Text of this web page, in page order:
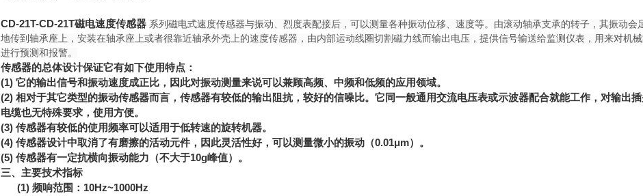
CD-21T-CD-21T磁电速度传感器 系列磁电式速度传感器与振动、烈度表配接后，可以测量各种振动位移、速度等。由滚动轴承支承的转子，其振动会
地传到轴承座上，安装在轴承座上或者很靠近轴承外壳上的速度传感器，由内部运动线圈切割磁力线而输出电压，提供信号输送给监测仪表，用来对机
进行预测和报警。
传感器的总体设计保证它有如下使用特点：
(1) 它的输出信号和振动速度成正比，因此对振动测量来说可以兼顾高频、中频和低频的应用领域。
(2) 相对于其它类型的振动传感器而言，传感器有较低的输出阻抗，较好的信噪比。它同一般通用交流电压表或示波器配合就能工作，对输出
电缆也无特殊要求，使用方便。
(3) 传感器有较低的使用频率可以适用于低转速的旋转机器。
(4) 传感器设计中取消了有磨擦的活动元件，因此灵活性好，可以测量微小的振动（0.01μm）。
(5) 传感器有一定抗横向振动能力（不大于10g峰值）。
三、主要技术指标
(1) 频响范围： 10Hz~1000Hz